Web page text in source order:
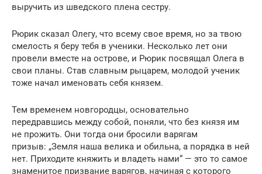
выручить из шведского плена сестру.
Рюрик сказал Олегу, что всему свое время, но за твою
смелость я беру тебя в ученики. Несколько лет они
провели вместе на острове, и Рюрик посвящал Олега в
свои планы. Став славным рыцарем, молодой ученик
тоже начал именовать себя князем.
Тем временем новгородцы, основательно
передравшись между собой, поняли, что без князя им
не прожить. Они тогда они бросили варягам
призыв: „Земля наша велика и обильна, а порядка в ней
нет. Приходите княжить и владеть нами“ — это то самое
знаменитое призвание варягов, начиная с которого